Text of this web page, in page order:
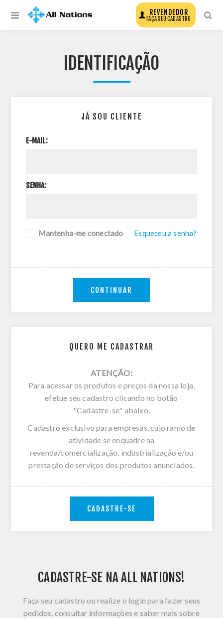
REVENDEDOR
FAÇA SEU CADASTRO
IDENTIFICAÇÃO
QUERO ME CADASTRAR
ATENÇÃO:
Para acessar os produtos e preços da nossa loja,
efetue seu cadastro clicando no botão
"Cadastre-se" abaixo.
Cadastro exclusivo para empresas, cujo ramo de
atividade se enquadre na
revenda/comercialização, industrialização e/ou
prestação de serviços dos produtos anunciados.
CADASTRE-SE
JÁ SOU CLIENTE
E-MAIL:
SENHA:
Mantenha-me conectado Esqueceu a senha?
CONTINUAR
CADASTRE-SE NA ALL NATIONS!
Faça seu cadastro ou realize o login para fazer seus
pedidos, consultar informações e saber mais sobre